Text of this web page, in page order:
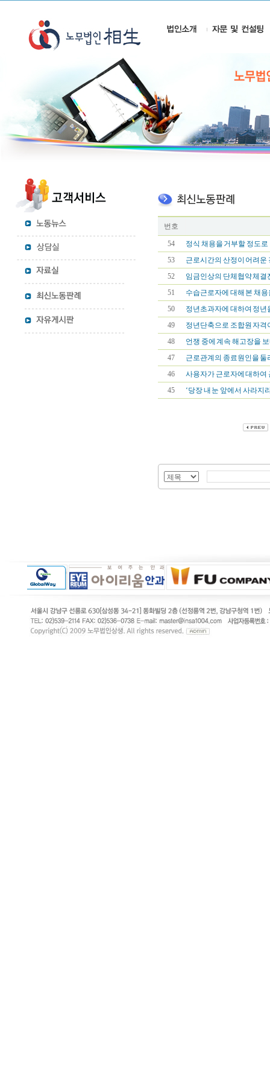
번호
54
정식 채용을 거부할 정도
53
근로시간의 산정이 어려운
52
임금인상의 단체협약 체결
51
수습근로자에 대해 본 채
50
정년초과자에 대하여 정년
49
정년단축으로 조합원 자격
48
언쟁 중에 계속 해고장을
47
근로관계의 종료원인을 둘
46
사용자가 근로자에 대하여
45
‘당장 내 눈 앞에서 사라지